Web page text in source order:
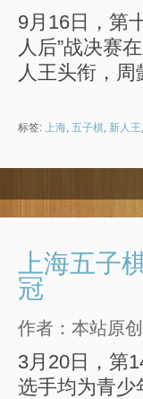
9月16日，第
人后”战决赛
人王头衔，周
标签: 上海, 五子棋, 新人王,
上海五子
冠
作者：本站原创
3月20日，第
选手均为青少